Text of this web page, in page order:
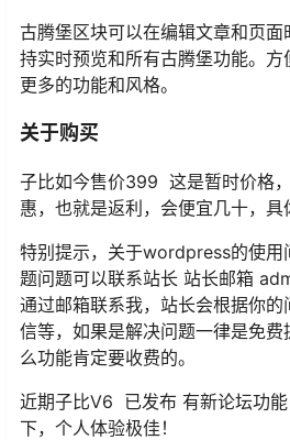
古腾堡区块可以在编辑文章和页
持实时预览和所有古腾堡功能。
更多的功能和风格。
关于购买
子比如今售价399 这是暂时价格
惠，也就是返利，会便宜几十，具
特别提示，关于wordpress的使用
题问题可以联系站长 站长邮箱
通过邮箱联系我，站长会根据你
信等，如果是解决问题一律是免
么功能肯定要收费的。
近期子比V6 已发布 有新论坛功
下，个人体验极佳！